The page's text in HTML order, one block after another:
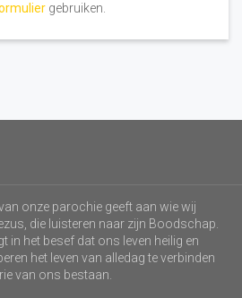
gebruiken.
van onze parochie geeft aan wie wij
die luisteren naar zijn Boodschap.
in het besef dat ons leven heilig en
het leven van alledag te verbinden
van ons bestaan.